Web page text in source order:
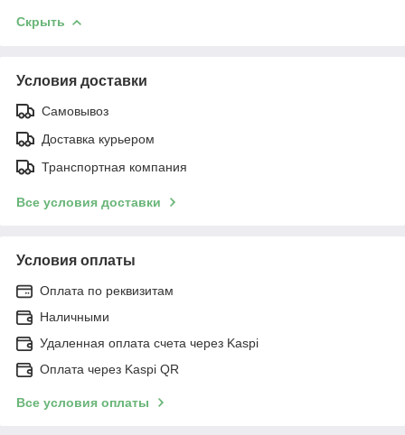
Скрыть
Условия доставки
Самовывоз
Доставка курьером
Транспортная компания
Все условия доставки
Условия оплаты
Оплата по реквизитам
Наличными
Удаленная оплата счета через Kaspi
Оплата через Kaspi QR
Все условия оплаты